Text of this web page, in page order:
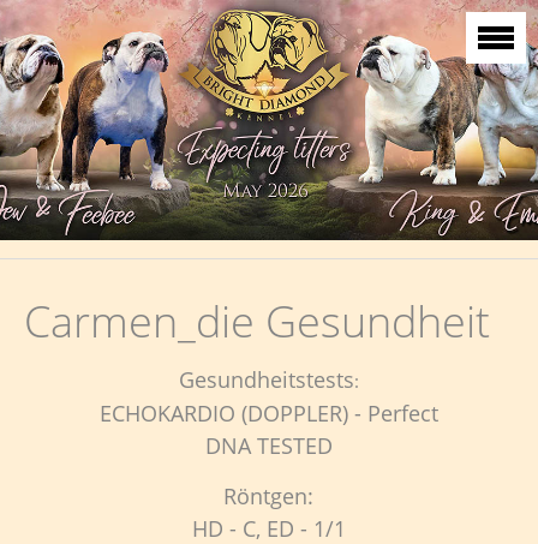
Carmen_die Gesundheit
Gesundheitstests:
ECHOKARDIO (DOPPLER) - Perfect
DNA TESTED
Röntgen:
HD - C, ED - 1/1